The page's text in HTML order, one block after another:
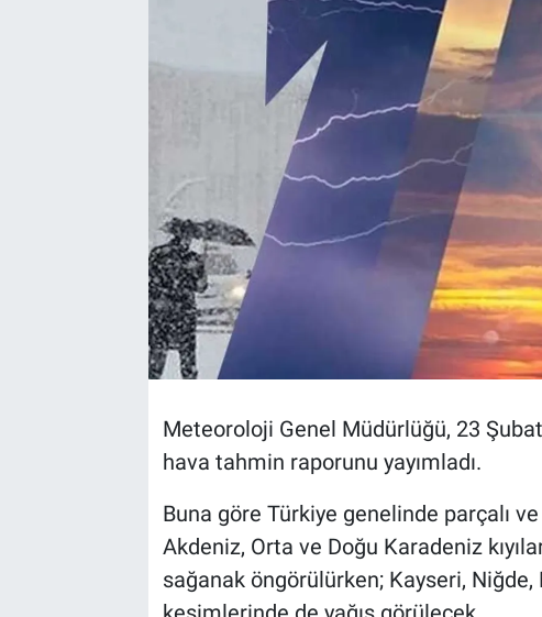
Meteoroloji Genel Müdürlüğü, 23
hava tahmin raporunu yayımladı.
Buna göre Türkiye genelinde parçalı
Akdeniz, Orta ve Doğu Karadeniz
sağanak öngörülürken; Kayseri, Niğde,
Bilim, Teknoloji
BİLİM VE TEKNOLOJİ